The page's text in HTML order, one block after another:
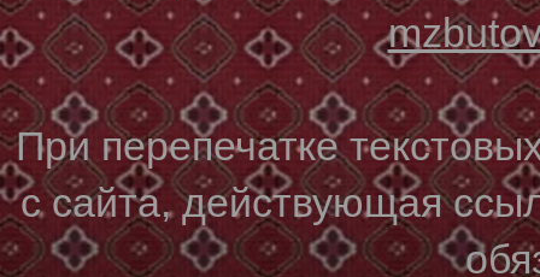
При перепечатке
с сайта, действующая